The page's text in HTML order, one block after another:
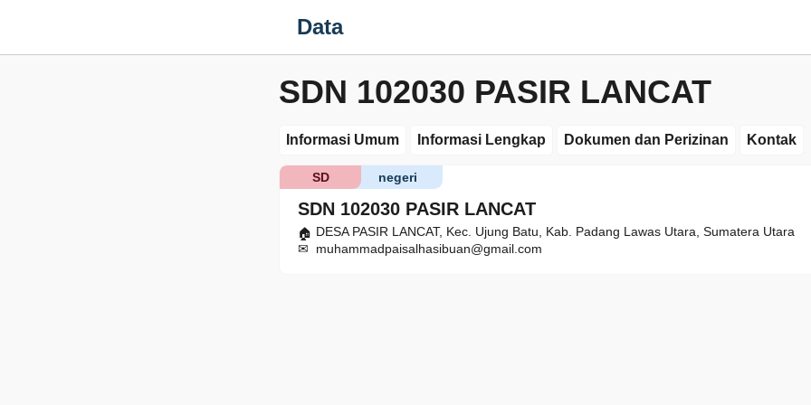
Data
SDN 102030 PASIR LANCAT
Informasi Umum Informasi Lengkap Dokumen dan Perizinan Kontak
SDN 102030 PASIR LANCAT
negeri
SD
DESA PASIR LANCAT, Kec. Ujung Batu, Kab. Padang Lawas Utara, Sumatera Utara
muhammadpaisalhasibuan@gmail.com